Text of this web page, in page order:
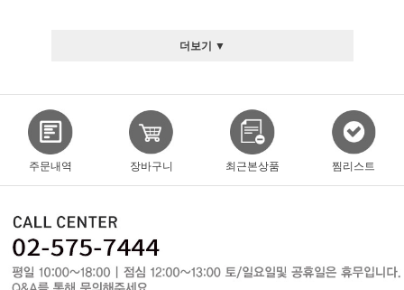
더보기 ▼
주문내역 장바구니 최근본상품 찜리스트